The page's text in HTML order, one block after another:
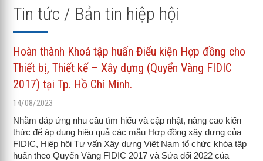
Tin tức / Bản tin hiệp hội
Hoàn thành Khoá tập huấn Điểu kiện Hợp đồng cho
Thiết bị, Thiết kế – Xây dựng (Quyển Vàng FIDIC
2017) tại Tp. Hồ Chí Minh.
14/08/2023
Nhằm đáp ứng nhu cầu tìm hiểu và cập nhật, nâng cao kiến
thức để áp dụng hiệu quả các mẫu Hợp đồng xây dựng của
FIDIC, Hiệp hội Tư vấn Xây dựng Việt Nam tổ chức khóa tập
huấn theo Quyển Vàng FIDIC 2017 và Sửa đổi 2022 của